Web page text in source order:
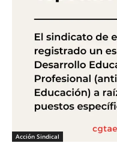
Acción Sindical